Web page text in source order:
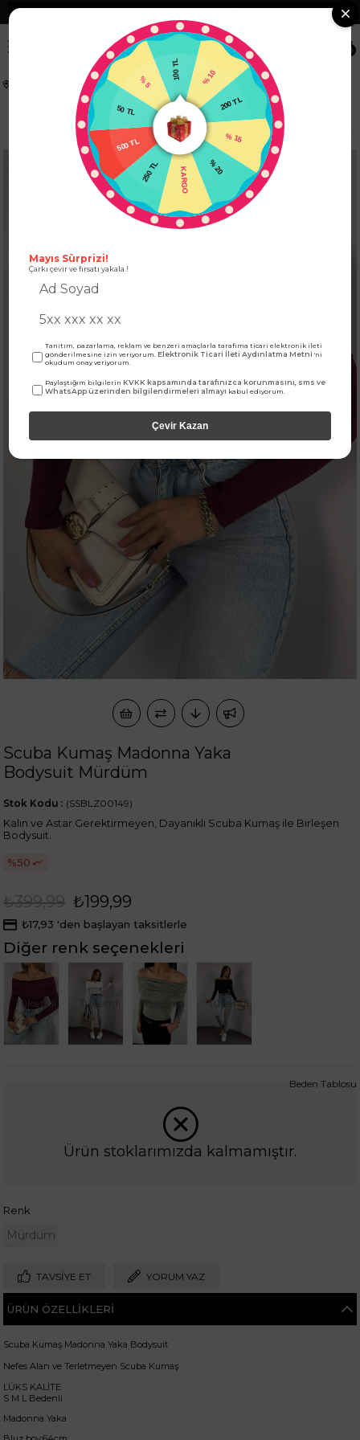
❯
0
ÜST GİYİM KADIN BLUZ MODELLERİ
Scuba Kumaş Madonna Yaka Bodysuit Mürdüm
Scuba Kumaş Madonna Yaka
Bodysuit Mürdüm
(SSBLZ00149)
Stok Kodu
Kalın ve Astar Gerektirmeyen, Dayanıklı Scuba Kumaş ile Birleşen
Bodysuit.
50
₺399,99 ₺199,99
₺17,93 'den başlayan taksitlerle
Diğer renk seçenekleri
Tükendi Tükendi Tükendi Tükendi
Ürün stoklarımızda kalmamıştır.
Renk
Mürdüm
Beden Tablosu
TAVSIYE ET YORUM YAZ
ÜRÜN ÖZELLIKLERI
Scuba Kumaş Madonna Yaka Bodysuit
Nefes Alan ve Terletmeyen Scuba Kumaş
LÜKS KALİTE
S M L Bedenli
Madonna Yaka
100 TL
% 10
% 15
% 20
KARGO
250 TL
500 TL
50 TL
% 5
Mayıs Sürprizi!
Çarkı çevir ve fırsatı yakala !
Tanıtım, pazarlama, reklam ve benzeri amaçlarla tarafıma ticari elektronik ileti
gönderilmesine izin veriyorum.Elektronik Ticari İleti Aydınlatma Metni 'ni
okudum onay veriyorum.
Paylaştığım bilgilerinKVKK kapsamında tarafınızca korunmasını, sms ve
WhatsApp üzerinden bilgilendirmeleri almayı kabul ediyorum.
Çevir Kazan